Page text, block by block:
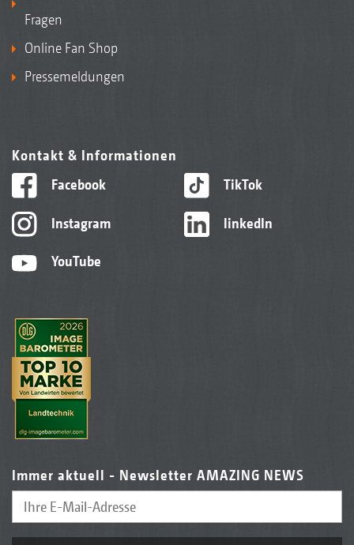
Fragen
Online Fan Shop
Pressemeldungen
Kontakt & Informationen
Facebook
Instagram
YouTube
TikTok
linkedIn
Immer aktuell - Newsletter AMAZING NEWS